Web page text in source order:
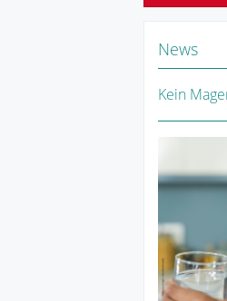
News
Kein